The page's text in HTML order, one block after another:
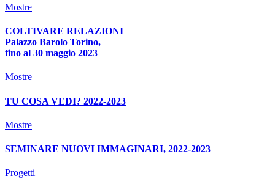
Mostre
COLTIVARE RELAZIONI
Palazzo Barolo Torino,
fino al 30 maggio 2023
Mostre
TU COSA VEDI? 2022-2023
Mostre
SEMINARE NUOVI IMMAGINARI, 2022-2023
Progetti